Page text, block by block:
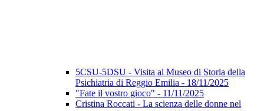
5CSU-5DSU - Visita al Museo di Storia della
Psichiatria di Reggio Emilia - 18/11/2025
"Fate il vostro gioco" - 11/11/2025
Cristina Roccati - La scienza delle donne nel